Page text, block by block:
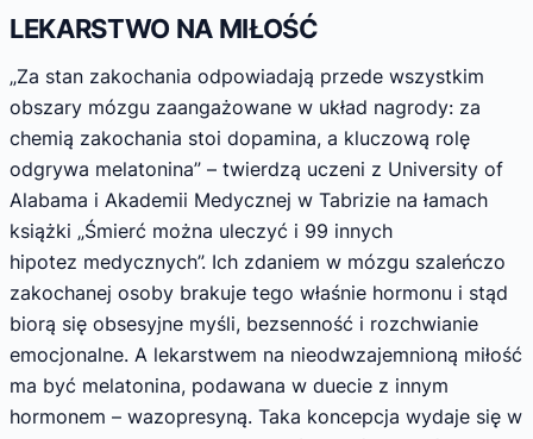
LEKARSTWO NA MIŁOŚĆ
„Za stan zakochania odpowiadają przede wszystkim
obszary mózgu zaangażowane w układ nagrody: za
chemią zakochania stoi dopamina, a kluczową rolę
odgrywa melatonina” – twierdzą uczeni z University of
Alabama i Akademii Medycznej w Tabrizie na łamach
książki „Śmierć można uleczyć i 99 innych
hipotez medycznych”. Ich zdaniem w mózgu szaleńczo
zakochanej osoby brakuje tego właśnie hormonu i stąd
biorą się obsesyjne myśli, bezsenność i rozchwianie
emocjonalne. A lekarstwem na nieodwzajemnioną miłość
ma być melatonina, podawana w duecie z innym
hormonem – wazopresyną. Taka koncepcja wydaje się w